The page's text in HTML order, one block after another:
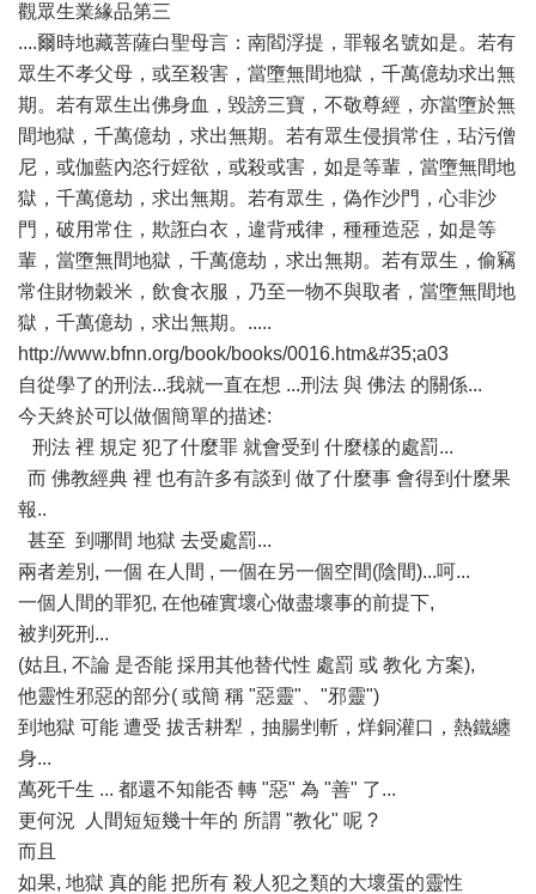
觀眾生業緣品第三
....爾時地藏菩薩白聖母言：南閻浮提，罪報名號如是。若有
眾生不孝父母，或至殺害，當墮無間地獄，千萬億劫求出無
期。若有眾生出佛身血，毀謗三寶，不敬尊經，亦當墮於無
間地獄，千萬億劫，求出無期。若有眾生侵損常住，玷污僧
尼，或伽藍內恣行婬欲，或殺或害，如是等輩，當墮無間地
獄，千萬億劫，求出無期。若有眾生，偽作沙門，心非沙
門，破用常住，欺誑白衣，違背戒律，種種造惡，如是等
輩，當墮無間地獄，千萬億劫，求出無期。若有眾生，偷竊
常住財物穀米，飲食衣服，乃至一物不與取者，當墮無間地
獄，千萬億劫，求出無期。.....
http://www.bfnn.org/book/books/0016.htm&#35;a03
自從學了的刑法...我就一直在想 ...刑法 與 佛法 的關係...
今天終於可以做個簡單的描述:
刑法 裡 規定 犯了什麼罪 就會受到 什麼樣的處罰...
而 佛教經典 裡 也有許多有談到 做了什麼事 會得到什麼果
報..
甚至 到哪間 地獄 去受處罰...
兩者差別, 一個 在人間 , 一個在另一個空間(陰間)...呵...
一個人間的罪犯, 在他確實壞心做盡壞事的前提下,
被判死刑...
(姑且, 不論 是否能 採用其他替代性 處罰 或 教化 方案),
他靈性邪惡的部分( 或簡 稱 "惡靈"、"邪靈")
到地獄 可能 遭受 拔舌耕犁，抽腸剉斬，烊銅灌口，熱鐵纏
身...
萬死千生 ... 都還不知能否 轉 "惡" 為 "善" 了...
更何況 人間短短幾十年的 所謂 "教化" 呢 ?
而且
如果, 地獄 真的能 把所有 殺人犯之類的大壞蛋的靈性